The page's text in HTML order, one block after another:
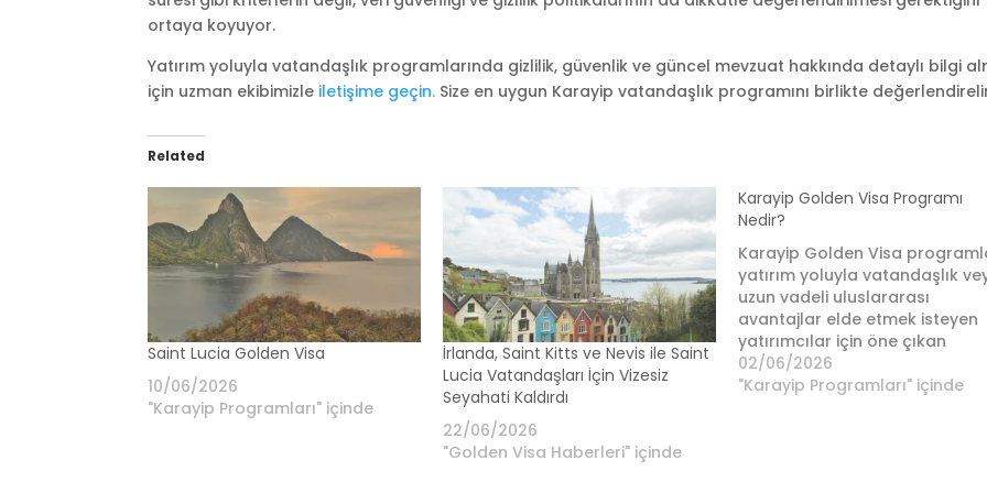
ortaya koyuyor.
Yatırım yoluyla vatandaşlık programlarında gizlilik, güvenlik ve güncel mevzuat hakkında detaylı bilgi
için uzman ekibimizle iletişime geçin. Size en uygun Karayip vatandaşlık programını birlikte
Related
Saint Lucia Golden Visa
10/06/2026
"Karayip Programları" içinde
İrlanda, Saint Kitts ve Nevis ile Saint
Lucia Vatandaşları İçin Vizesiz
Seyahati Kaldırdı
22/06/2026
"Golden Visa Haberleri" içinde
Karayip Golden Visa Programı
Nedir?
Karayip Golden Visa
yatırım yoluyla vatandaşlık
uzun vadeli uluslararası
avantajlar elde etmek isteyen
yatırımcılar için öne çıkan
seçenekler arasında yer alır.
Saint Kitts ve Nevis, Antigua ve
02/06/2026
"Karayip Programları" içinde